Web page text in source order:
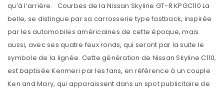
qu’à l’arrière. Courbes de la Nissan Skyline GT-R KPGC110 La
belle, se distingue par sa carrosserie type fastback, inspirée
par les automobiles américaines de cette époque, mais
aussi, avec ses quatre feux ronds, qui seront par la suite le
symbole de la lignée. Cette génération de Nissan Skyline C110,
est baptisée Kenmeri par les fans, en référence à un couple
Ken and Mary, qui apparaissent dans un spot publicitaire de